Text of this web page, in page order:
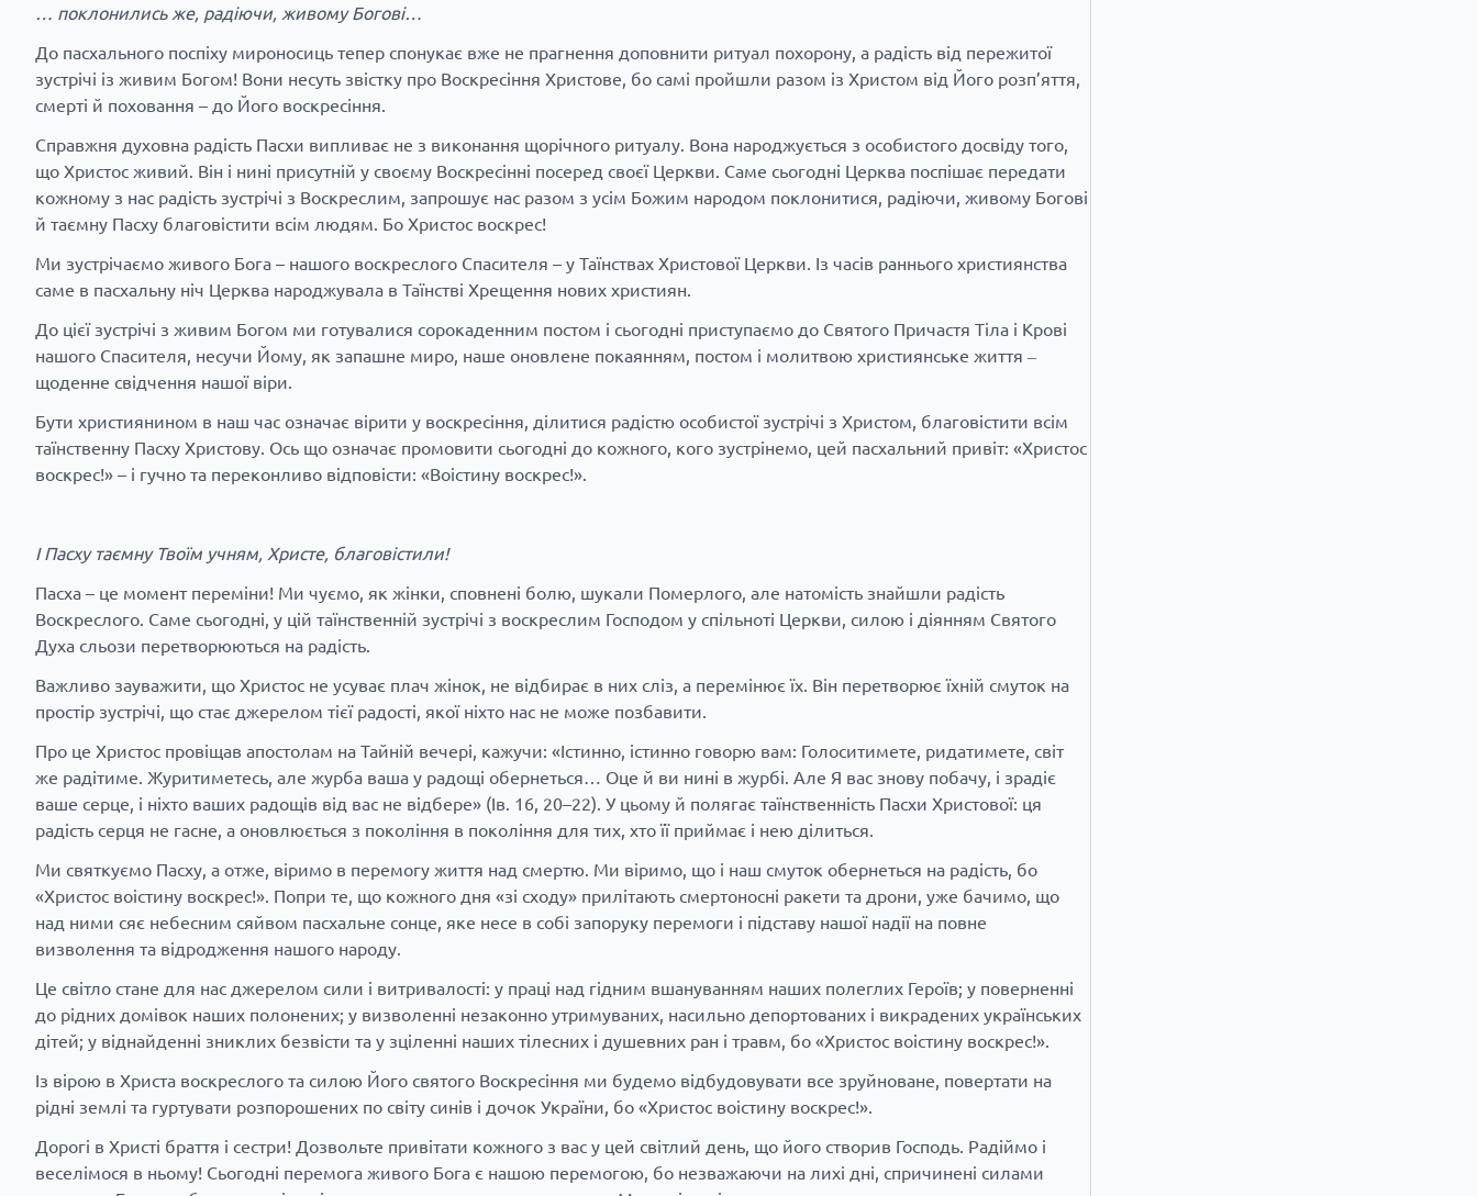
… поклонились же, радіючи, живому Богові…
До пасхального поспіху мироносиць тепер спонукає вже не прагнення доповнити ритуал похорону, а радість від пережитої
зустрічі із живим Богом! Вони несуть звістку про Воскресіння Христове, бо самі пройшли разом із Христом від Його розп’яття,
смерті й поховання – до Його воскресіння.
Справжня духовна радість Пасхи випливає не з виконання щорічного ритуалу. Вона народжується з особистого досвіду того,
що Христос живий. Він і нині присутній у своєму Воскресінні посеред своєї Церкви. Саме сьогодні Церква поспішає передати
кожному з нас радість зустрічі з Воскреслим, запрошує нас разом з усім Божим народом поклонитися, радіючи, живому Богові
й таємну Пасху благовістити всім людям. Бо Христос воскрес!
Ми зустрічаємо живого Бога – нашого воскреслого Спасителя – у Таїнствах Христової Церкви. Із часів раннього християнства
саме в пасхальну ніч Церква народжувала в Таїнстві Хрещення нових християн.
До цієї зустрічі з живим Богом ми готувалися сорокаденним постом і сьогодні приступаємо до Святого Причастя Тіла і Крові
нашого Спасителя, несучи Йому, як запашне миро, наше оновлене покаянням, постом і молитвою християнське життя ‒
щоденне свідчення нашої віри.
Бути християнином в наш час означає вірити у воскресіння, ділитися радістю особистої зустрічі з Христом, благовістити всім
таїнственну Пасху Христову. Ось що означає промовити сьогодні до кожного, кого зустрінемо, цей пасхальний привіт: «Христос
воскрес!» – і гучно та переконливо відповісти: «Воістину воскрес!».
І Пасху таємну Твоїм учням, Христе, благовістили!
Пасха – це момент переміни! Ми чуємо, як жінки, сповнені болю, шукали Померлого, але натомість знайшли радість
Воскреслого. Саме сьогодні, у цій таїнственній зустрічі з воскреслим Господом у спільноті Церкви, силою і діянням Святого
Духа сльози перетворюються на радість.
Важливо зауважити, що Христос не усуває плач жінок, не відбирає в них сліз, а перемінює їх. Він перетворює їхній смуток на
простір зустрічі, що стає джерелом тієї радості, якої ніхто нас не може позбавити.
Про це Христос провіщав апостолам на Тайній вечері, кажучи: «Істинно, істинно говорю вам: Голоситимете, ридатимете, світ
же радітиме. Журитиметесь, але журба ваша у радощі обернеться… Оце й ви нині в журбі. Але Я вас знову побачу, і зрадіє
ваше серце, і ніхто ваших радощів від вас не відбере» (Ів. 16, 20–22). У цьому й полягає таїнственність Пасхи Христової: ця
радість серця не гасне, а оновлюється з покоління в покоління для тих, хто її приймає і нею ділиться.
Ми святкуємо Пасху, а отже, віримо в перемогу життя над смертю. Ми віримо, що і наш смуток обернеться на радість, бо
«Христос воістину воскрес!». Попри те, що кожного дня «зі сходу» прилітають смертоносні ракети та дрони, уже бачимо, що
над ними сяє небесним сяйвом пасхальне сонце, яке несе в собі запоруку перемоги і підставу нашої надії на повне
визволення та відродження нашого народу.
Це світло стане для нас джерелом сили і витривалості: у праці над гідним вшануванням наших полеглих Героїв; у поверненні
до рідних домівок наших полонених; у визволенні незаконно утримуваних, насильно депортованих і викрадених українських
дітей; у віднайденні зниклих безвісти та у зціленні наших тілесних і душевних ран і травм, бо «Христос воістину воскрес!».
Із вірою в Христа воскреслого та силою Його святого Воскресіння ми будемо відбудовувати все зруйноване, повертати на
рідні землі та гуртувати розпорошених по світу синів і дочок України, бо «Христос воістину воскрес!».
Дорогі в Христі браття і сестри! Дозвольте привітати кожного з вас у цей світлий день, що його створив Господь. Радіймо і
веселімося в ньому! Сьогодні перемога живого Бога є нашою перемогою, бо незважаючи на лихі дні, спричинені силами